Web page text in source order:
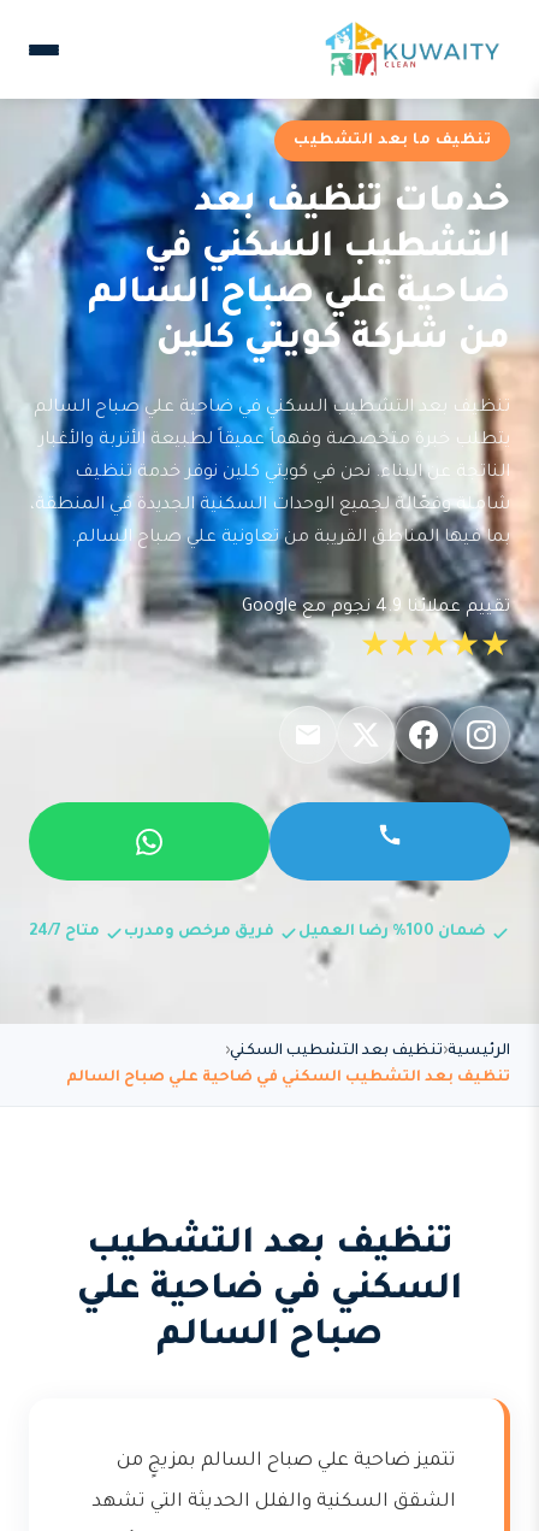
تنظيف ما بعد التشطيب
خدمات تنظيف بعد
التشطيب السكني في
ضاحية علي صباح السالم
من شركة كويتي كلين
تنظيف بعد التشطيب السكني في ضاحية علي صباح السالم
يتطلب خبرة متخصصة وفهماً عميقاً لطبيعة الأتربة والأغبار
الناتجة عن البناء. نحن في كويتي كلين نوفر خدمة تنظيف
شاملة وفعّالة لجميع الوحدات السكنية الجديدة في المنطقة،
بما فيها المناطق القريبة من تعاونية علي صباح السالم.
تقييم عملائنا 4.9 نجوم مع Google
★★★★★
ضمان 100% رضا العميل فريق مرخص ومدرب متاح 24/7
الرئيسية تنظيف بعد التشطيب السكني
تنظيف بعد التشطيب السكني في ضاحية علي صباح السالم
تنظيف بعد التشطيب
السكني في ضاحية علي
صباح السالم
تتميز ضاحية علي صباح السالم بمزيجٍ من
الشقق السكنية والفلل الحديثة التي تشهد